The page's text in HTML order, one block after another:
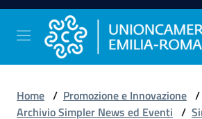
Vai al contenuto
Vai alla navigazione
Vai al footer
Comunicazione
Home / Promozione e Innovazione /
Archivio Simpler News ed Eventi /